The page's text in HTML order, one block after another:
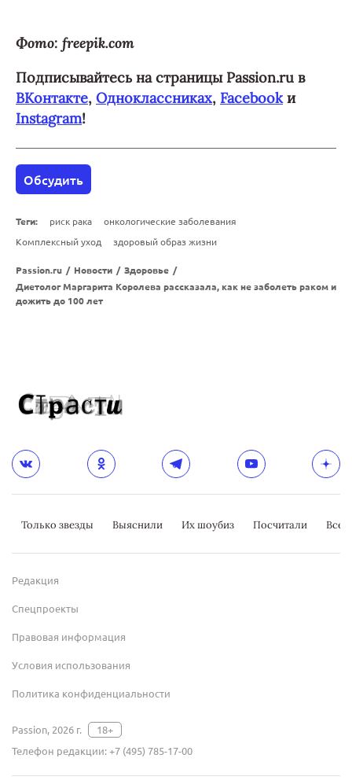
Фото: freepik.com
Подписывайтесь на страницы Passion.ru в
ВКонтакте, Одноклассниках, Facebookи
Instagram!
Обсудить
Теги: риск рака
онкологические заболевания
Комплексный уход
здоровый образ жизни
Passion.ru / Новости / Здоровье /
Диетолог Маргарита Королева рассказала, как не заболеть раком и
дожить до 100 лет
Только звезды Выяснили Их шоубиз Посчитали
Редакция
Спецпроекты
Правовая информация
Условия использования
Политика конфиденциальности
Passion, 2026 г.
18+
Телефон редакции:+7 (495) 785-17-00